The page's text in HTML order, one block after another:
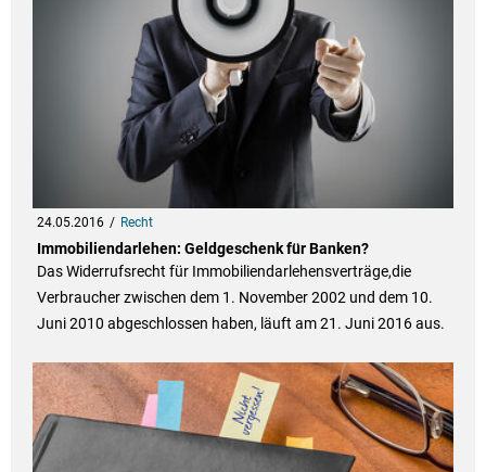
24.05.2016 Recht
Immobiliendarlehen: Geldgeschenk für Banken?
Das Widerrufsrecht für Immobiliendarlehensverträge,die
Verbraucher zwischen dem 1. November 2002 und dem 10.
Juni 2010 abgeschlossen haben, läuft am 21. Juni 2016 aus.